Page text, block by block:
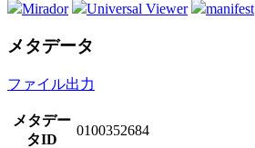
Mirador Universal Viewer manifest
メタデータ
ファイル出力
メタデー
タID
0100352684